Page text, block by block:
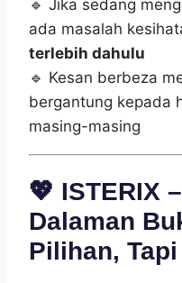
🔹 Jika sedang
ada masalah
terlebih dahulu
🔹 Kesan berbeza
bergantung kepada
masing-masing
💖 ISTERIX
Dalaman
Pilihan,